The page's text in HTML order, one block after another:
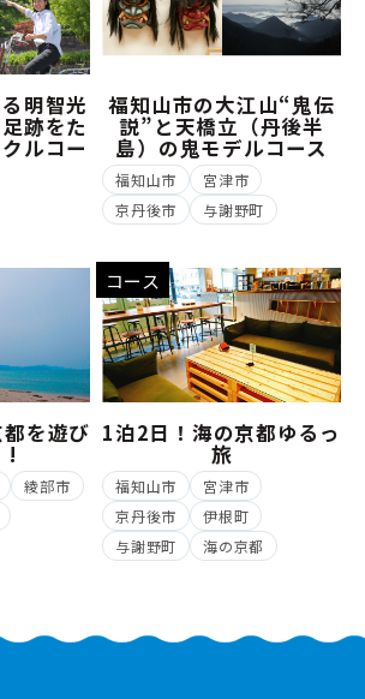
明智光
跡をた
ルコー
福知山市の大江山“鬼伝
説”と天橋立（丹後半
島）の鬼モデルコース
福知山市
宮津市
京丹後市
与謝野町
を遊び
!
綾部市
コース
1泊2日！海の京都ゆるっ
旅
福知山市
宮津市
京丹後市
伊根町
与謝野町
海の京都